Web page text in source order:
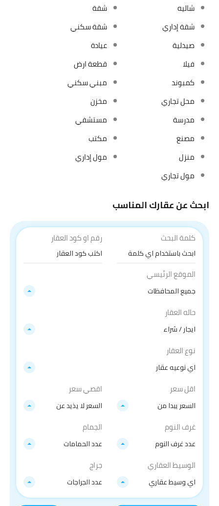
شاليه
شقة
شقة إداري
شقة سكني
صيدلية
عيادة
فيلا
قطعة ارض
كمبوند
مبني سكني
محل تجاري
مخزن
مدرسة
مستشفي
مصنع
مكتب
منزل
مول إداري
مول تجاري
ابحث عن عقارك المناسب
كلمة البحث رقم او كود العقار
الموقع الرئيسي
جميع المحافظات
حاله العقار
ايجار / شراء
نوع العقار
اي نوعيه عقار
اقل سعر
السعر يبدا من
اقصي سعر
السعر لا يذيد عن
غرف النوم
عدد غرف النوم
الجمام
عدد الحمامات
الوسيط العقاري
اي وسيط عقاري
جراج
عدد الجراجات